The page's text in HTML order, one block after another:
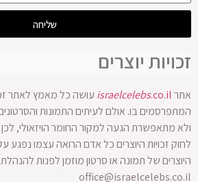
שליחה
זכויות יוצרים
אתר israelcelebs.co.il
עושה כל מאמץ לאתר
המתפרסמים בו. אולם לעיתים התמונות
לחוק זכויות היוצרים כל אדם הרואה עצמו נפגע
היוצרים של תמונה או סרטון מוזמן לפנות
office@israelcelebs.co.il